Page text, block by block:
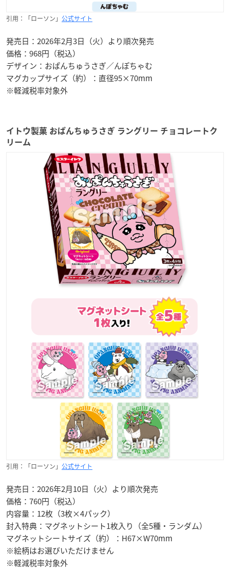
引用：「ローソン」 公式サイト
発売日：2026年2月3日（火）より順次発売
価格：968円（税込）
デザイン：おぱんちゅうさぎ／んぽちゃむ
マグカップサイズ（約）：直径95×70mm
※軽減税率対象外
イトウ製菓 おぱんちゅうさぎ ラングリー チョコレートク
リーム
引用：「ローソン」 公式サイト
発売日：2026年2月10日（火）より順次発売
価格：760円（税込）
内容量：12枚（3枚×4パック）
封入特典：マグネットシート1枚入り（全5種・ランダム）
マグネットシートサイズ（約）：H67×W70mm
※絵柄はお選びいただけません
※軽減税率対象外